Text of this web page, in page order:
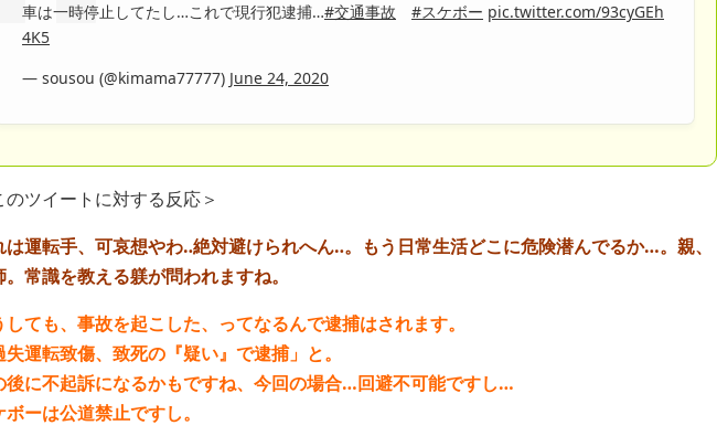
車は一時停止してたし…これで現行犯逮捕…#交通事故 #スケボー pic.twitter.com/93cyGEh
4K5
— sousou (@kimama77777) June 24, 2020
のツイートに対する反応＞
は運転手、可哀想やわ‥絶対避けられへん‥。もう日常生活どこに危険潜んでるか…。親、
。常識を教える躾が問われますね。
しても、事故を起こした、ってなるんで逮捕はされます。
失運転致傷、致死の『疑い』で逮捕」と。
後に不起訴になるかもですね、今回の場合…回避不可能ですし…
ボーは公道禁止ですし。